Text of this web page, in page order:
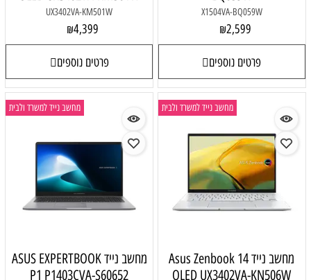
X1504VA-BQ059W
₪2,599
פרטים נוספים
UX3402VA-KM501W
₪4,399
פרטים נוספים
מחשב נייד למשרד ולבית
מחשב נייד Asus Zenbook 14
OLED UX3402VA-KN506W
מחשב נייד למשרד ולבית
מחשב נייד ASUS EXPERTBOOK
P1 P1403CVA-S60652